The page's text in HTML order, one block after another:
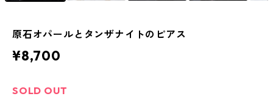
原石オパールとタンザナイトのピアス
¥8,700
SOLD OUT